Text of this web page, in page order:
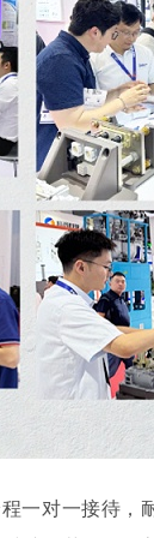
一对一接待，